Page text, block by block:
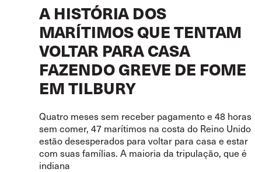
A HISTÓRIA DOS
MARÍTIMOS QUE TENTAM
VOLTAR PARA CASA
FAZENDO GREVE DE FOME
EM TILBURY
Quatro meses sem receber pagamento e 48 horas
sem comer, 47 marítimos na costa do Reino Unido
estão desesperados para voltar para casa e estar
com suas famílias. A maioria da tripulação, que é
indiana